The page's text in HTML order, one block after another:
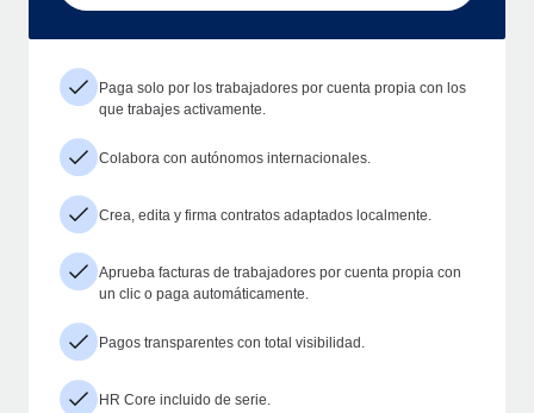
Paga solo por los trabajadores por cuenta propia con los
que trabajes activamente.
Colabora con autónomos internacionales.
Crea, edita y firma contratos adaptados localmente.
Aprueba facturas de trabajadores por cuenta propia con
un clic o paga automáticamente.
Pagos transparentes con total visibilidad.
HR Core incluido de serie.